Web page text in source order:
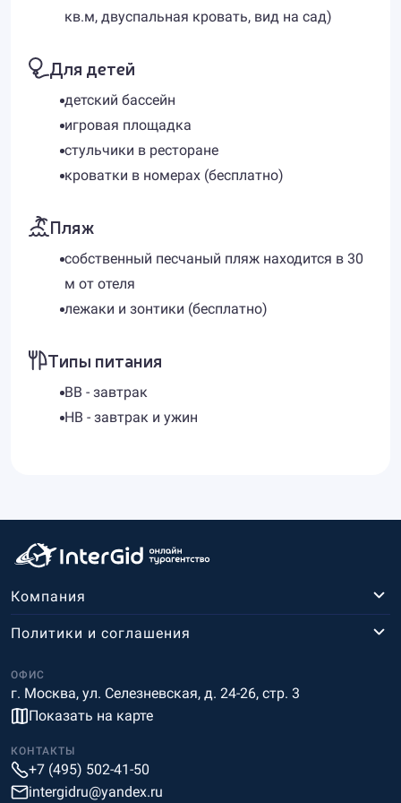
кв.м, двуспальная кровать, вид на сад)
Для детей
детский бассейн
игровая площадка
стульчики в ресторане
кроватки в номерах (бесплатно)
Пляж
собственный песчаный пляж находится в 30
м от отеля
лежаки и зонтики (бесплатно)
Типы питания
BB - завтрак
HB - завтрак и ужин
Компания
ОФИС
г. Москва, ул. Селезневская, д. 24-26, стр. 3
Показать на карте
Политики и соглашения
КОНТАКТЫ
+7 (495) 502-41-50
intergidru@yandex.ru